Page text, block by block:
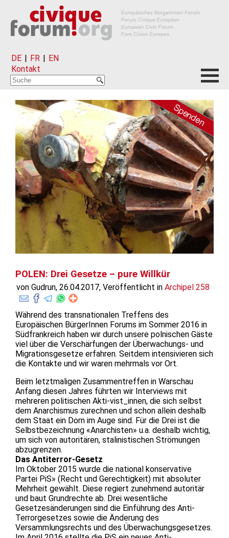
DE | FR | EN
Kontakt
POLEN: Drei Gesetze – pure Willkür
von Gudrun, 26.04.2017, Veröffentlicht in Archipel 258
Während des transnationalen Treffens des
Europäischen BürgerInnen Forums im Sommer 2016 in
Südfrankreich haben wir durch unsere polnischen Gäste
viel über die Verschärfungen der Überwachungs- und
Migrationsgesetze erfahren. Seitdem intensivieren sich
die Kontakte und wir waren mehrmals vor Ort.
Beim letztmaligen Zusammentreffen in Warschau
Anfang diesen Jahres führten wir Interviews mit
mehreren politischen Akti-vist_innen, die sich selbst
dem Anarchismus zurechnen und schon allein deshalb
dem Staat ein Dorn im Auge sind. Für die Drei ist die
Selbstbezeichnung «Anarchisten» u.a. deshalb wichtig,
um sich von autoritären, stalinistischen Strömungen
abzugrenzen.
Das Antiterror-Gesetz
Im Oktober 2015 wurde die national konservative
Partei PiS» (Recht und Gerechtigkeit) mit absoluter
Mehrheit gewählt. Diese regiert zunehmend autoritär
und baut Grundrechte ab. Drei wesentliche
Gesetzesänderungen sind die Einführung des Anti-
Terrorgesetzes sowie die Änderung des
Versammlungsrechts und des Überwachungsgesetzes.